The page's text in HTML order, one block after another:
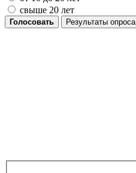
свыше 20 лет
Голосовать Результаты опроса